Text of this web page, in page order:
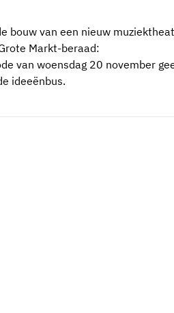
bouw van een nieuw
Markt-beraad:
van woensdag 20 november
ideeënbus.